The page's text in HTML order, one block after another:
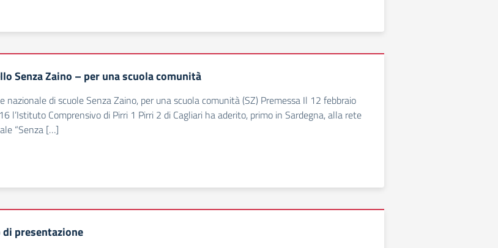
Senza Zaino – per una scuola comunità
nazionale di scuole Senza Zaino, per una scuola comunità (SZ) Premessa Il 12 febbraio
l’Istituto Comprensivo di Pirri 1 Pirri 2 di Cagliari ha aderito, primo in Sardegna, alla rete
“Senza […]
di presentazione